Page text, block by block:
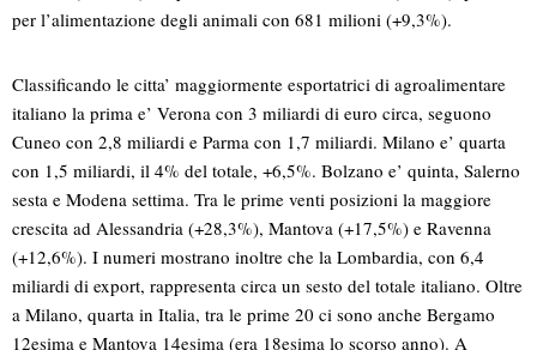
per l’alimentazione degli animali con 681 milioni (+9,3%).
Classificando le citta’ maggiormente esportatrici di agroalimentare
italiano la prima e’ Verona con 3 miliardi di euro circa, seguono
Cuneo con 2,8 miliardi e Parma con 1,7 miliardi. Milano e’ quarta
con 1,5 miliardi, il 4% del totale, +6,5%. Bolzano e’ quinta, Salerno
sesta e Modena settima. Tra le prime venti posizioni la maggiore
crescita ad Alessandria (+28,3%), Mantova (+17,5%) e Ravenna
(+12,6%). I numeri mostrano inoltre che la Lombardia, con 6,4
miliardi di export, rappresenta circa un sesto del totale italiano. Oltre
a Milano, quarta in Italia, tra le prime 20 ci sono anche Bergamo
12esima e Mantova 14esima (era 18esima lo scorso anno). A